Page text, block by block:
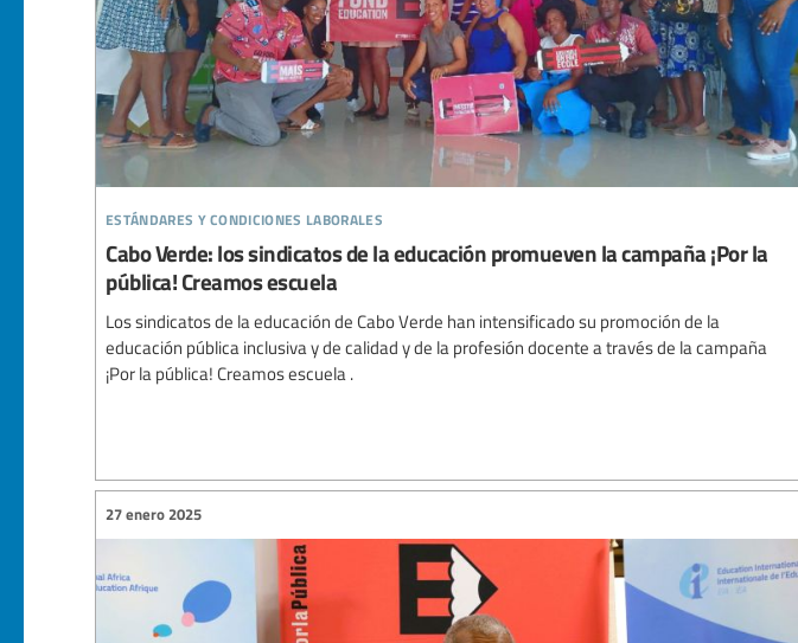
estándares y condiciones laborales
Cabo Verde: los sindicatos de la educación promueven la campaña ¡Por la
pública! Creamos escuela
Los sindicatos de la educación de Cabo Verde han intensificado su promoción de la
educación pública inclusiva y de calidad y de la profesión docente a través de la campaña
¡Por la pública! Creamos escuela .
27 enero 2025